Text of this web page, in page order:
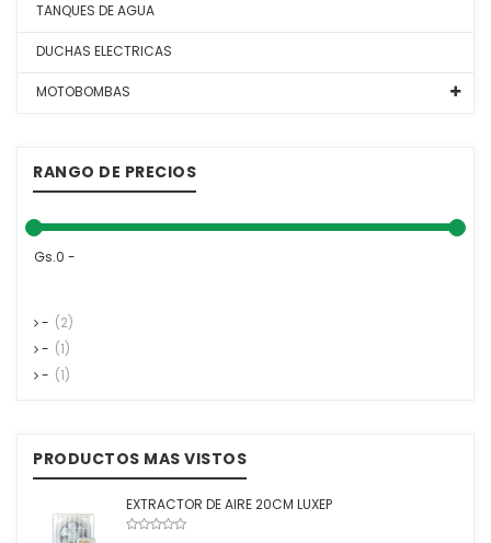
TANQUES DE AGUA
DUCHAS ELECTRICAS
MOTOBOMBAS
RANGO DE PRECIOS
Gs.0 -
- (2)
- (1)
- (1)
PRODUCTOS MAS VISTOS
EXTRACTOR DE AIRE 20CM LUXEP